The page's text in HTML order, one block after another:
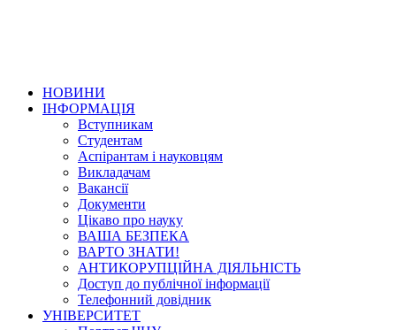
НОВИНИ
ІНФОРМАЦІЯ
Вступникам
Студентам
Аспірантам і науковцям
Викладачам
Вакансії
Документи
Цікаво про науку
ВАША БЕЗПЕКА
ВАРТО ЗНАТИ!
АНТИКОРУПЦІЙНА ДІЯЛЬНІСТЬ
Доступ до публічної інформації
Телефонний довідник
УНІВЕРСИТЕТ